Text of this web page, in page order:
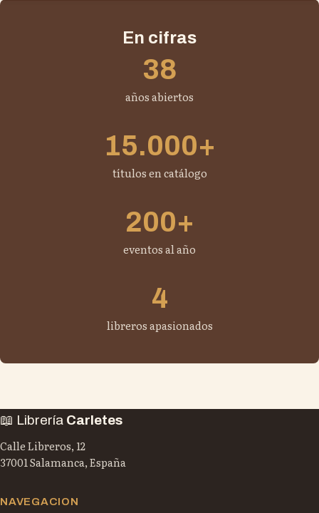
En cifras
38
años abiertos
15.000+
títulos en catálogo
200+
eventos al año
4
libreros apasionados
📖 Librería Carletes
Calle Libreros, 12
37001 Salamanca, España
NAVEGACION